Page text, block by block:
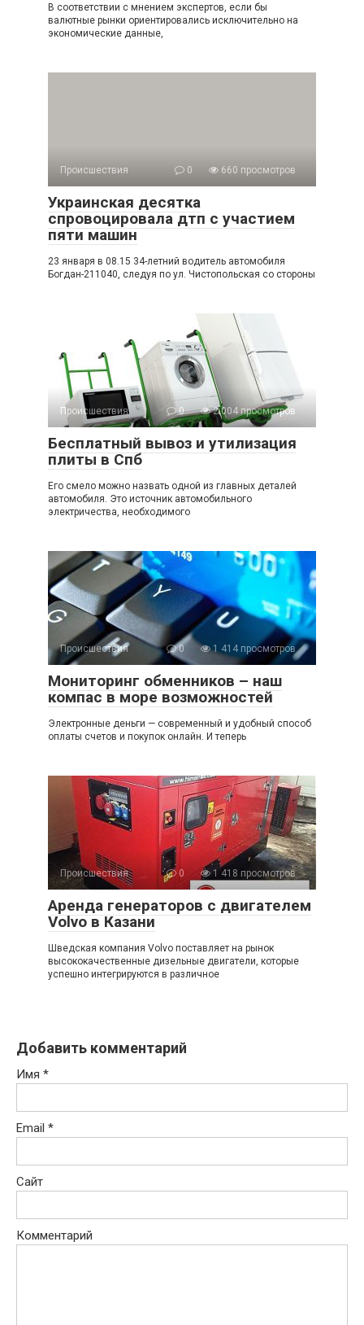
В соответствии с мнением экспертов, если бы
валютные рынки ориентировались исключительно на
экономические данные,
Происшествия 0 660 просмотров
Украинская десятка
спровоцировала дтп с участием
пяти машин
23 января в 08.15 34-летний водитель автомобиля
Богдан-211040, следуя по ул. Чистопольская со стороны
Происшествия 0 2 004 просмотров
Бесплатный вывоз и утилизация
плиты в Спб
Его смело можно назвать одной из главных деталей
автомобиля. Это источник автомобильного
электричества, необходимого
Происшествия 0 1 414 просмотров
Мониторинг обменников – наш
компас в море возможностей
Электронные деньги — современный и удобный способ
оплаты счетов и покупок онлайн. И теперь
Происшествия 0 1 418 просмотров
Аренда генераторов с двигателем
Volvo в Казани
Шведская компания Volvo поставляет на рынок
высококачественные дизельные двигатели, которые
успешно интегрируются в различное
Добавить комментарий
Имя *
Email *
Сайт
Комментарий